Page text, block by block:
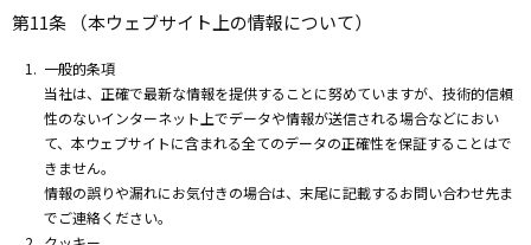
第11条 （本ウェブサイト上の情報について）
一般的条項
当社は、正確で最新な情報を提供することに努めていますが、技術的信頼
性のないインターネット上でデータや情報が送信される場合などにおい
て、本ウェブサイトに含まれる全てのデータの正確性を保証することはで
きません。
情報の誤りや漏れにお気付きの場合は、末尾に記載するお問い合わせ先ま
でご連絡ください。